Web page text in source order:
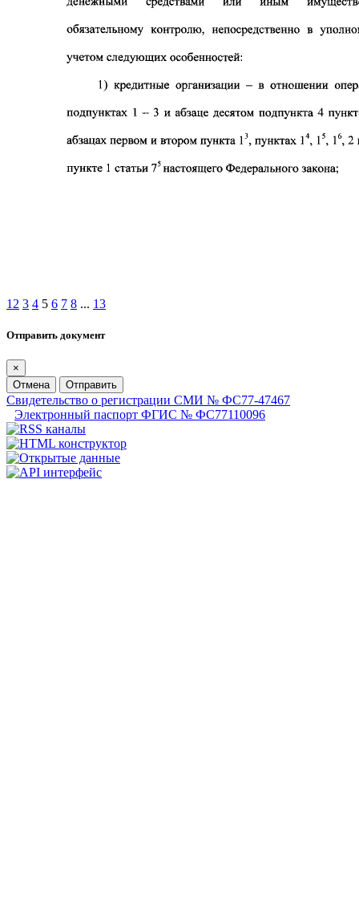
1 2 3 4 5 6 7 8 ... 13
Отправить документ
×
Отмена
Отправить
Свидетельство о регистрации СМИ № ФС77-47467
Электронный паспорт ФГИС № ФС77110096